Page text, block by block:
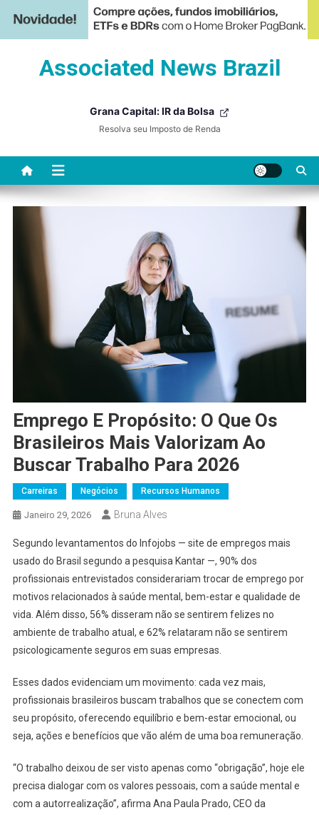
Associated News Brazil
Grana Capital: IR da Bolsa
Resolva seu Imposto de Renda
Emprego E Propósito: O Que Os
Brasileiros Mais Valorizam Ao
Buscar Trabalho Para 2026
Carreiras Negócios Recursos Humanos
Janeiro 29, 2026 Bruna Alves
Segundo levantamentos do Infojobs — site de empregos mais
usado do Brasil segundo a pesquisa Kantar —, 90% dos
profissionais entrevistados considerariam trocar de emprego por
motivos relacionados à saúde mental, bem-estar e qualidade de
vida. Além disso, 56% disseram não se sentirem felizes no
ambiente de trabalho atual, e 62% relataram não se sentirem
psicologicamente seguros em suas empresas.
Esses dados evidenciam um movimento: cada vez mais,
profissionais brasileiros buscam trabalhos que se conectem com
seu propósito, oferecendo equilíbrio e bem-estar emocional, ou
seja, ações e benefícios que vão além de uma boa remuneração.
“O trabalho deixou de ser visto apenas como “obrigação”, hoje ele
precisa dialogar com os valores pessoais, com a saúde mental e
com a autorrealização”, afirma Ana Paula Prado, CEO da